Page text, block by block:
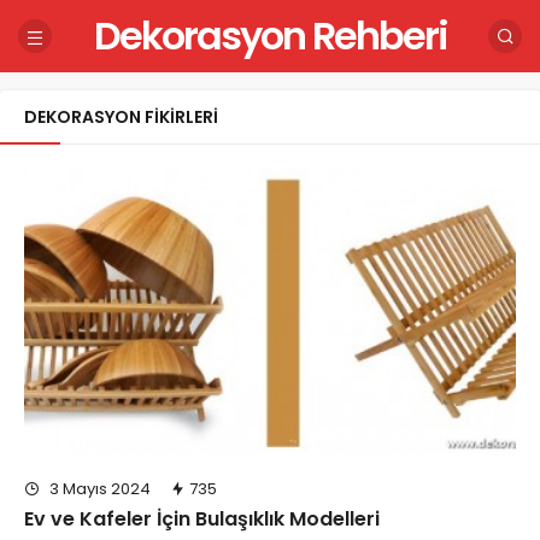
Dekorasyon Rehberi
DEKORASYON FIKIRLERI
3 Mayıs 2024 735
Ev ve Kafeler İçin Bulaşıklık Modelleri